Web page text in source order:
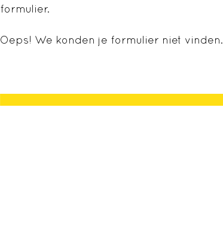
formulier.
Oeps! We konden je formulier niet vinden.